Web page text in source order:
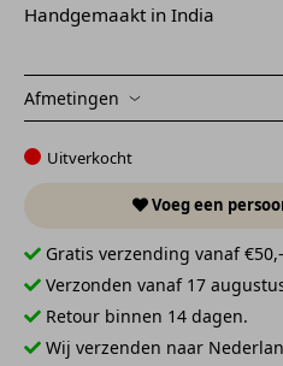
Handgemaakt in India
Afmetingen
Uitverkocht
Voeg een
Gratis verzending vanaf
Verzonden vanaf 17
Retour binnen 14 dagen.
Wij verzenden naar